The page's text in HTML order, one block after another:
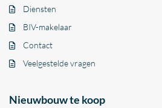
Diensten
BIV-makelaar
Contact
Veelgestelde vragen
Nieuwbouw te koop